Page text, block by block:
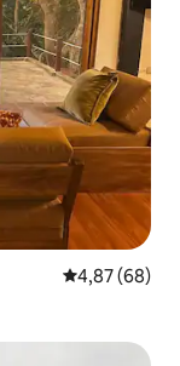
Évaluation
4,87 (68)